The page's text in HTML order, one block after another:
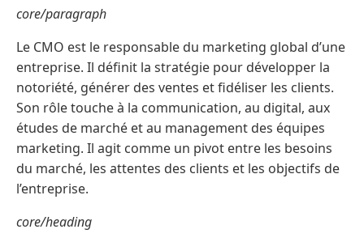
core/paragraph
Le CMO est le responsable du marketing global d’une
entreprise. Il définit la stratégie pour développer la
notoriété, générer des ventes et fidéliser les clients.
Son rôle touche à la communication, au digital, aux
études de marché et au management des équipes
marketing. Il agit comme un pivot entre les besoins
du marché, les attentes des clients et les objectifs de
l’entreprise.
core/heading